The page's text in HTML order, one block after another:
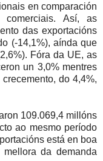
en comparación
Así, as
das exportacións
(-14,1%), aínda que
Fóra da UE, as
un 3,0% mentres
do 4,4%,
109.069,4 millóns
ao mesmo período
está en boa
da demanda